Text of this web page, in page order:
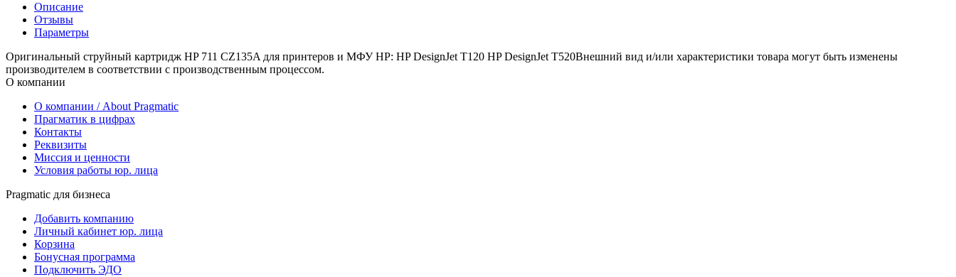
Описание
Отзывы
Параметры
Оригинальный струйный картридж HP 711 CZ135A для принтеров и МФУ HP: HP DesignJet T120 HP DesignJet T520Внешний вид и/или характеристики товара могут быть изменены
производителем в соответствии с производственным процессом.
О компании
О компании / About Pragmatic
Прагматик в цифрах
Контакты
Реквизиты
Миссия и ценности
Условия работы юр. лица
Pragmatic для бизнеса
Добавить компанию
Личный кабинет юр. лица
Корзина
Бонусная программа
Подключить ЭДО